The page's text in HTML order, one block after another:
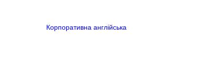
Корпоративна англійська